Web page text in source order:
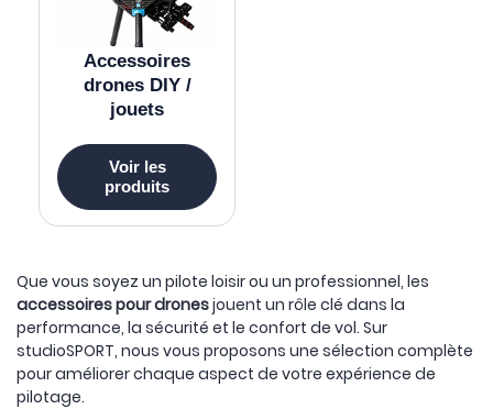
Accessoires
drones DIY /
jouets
Voir les
produits
Que vous soyez un pilote loisir ou un professionnel, les
accessoires pour dronesjouent un rôle clé dans la
performance, la sécurité et le confort de vol. Sur
studioSPORT, nous vous proposons une sélection complète
pour améliorer chaque aspect de votre expérience de
pilotage.